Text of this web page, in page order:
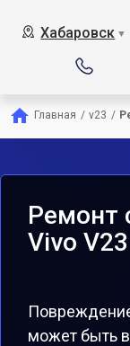
Хабаровск ▼
Главная / v23 /
Ремонт
Vivo
может быть